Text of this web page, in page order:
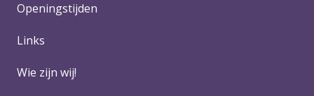
Openingstijden
Links
Wie zijn wij!